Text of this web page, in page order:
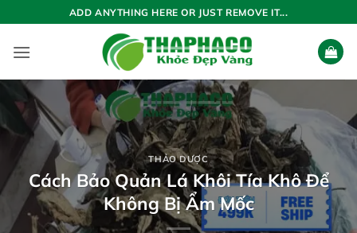
qua
nội
ADD ANYTHING HERE OR JUST REMOVE IT...
THẢO DƯỢC
Cách Bảo Quản Lá Khôi Tía Khô Để
Không Bị Ẩm Mốc